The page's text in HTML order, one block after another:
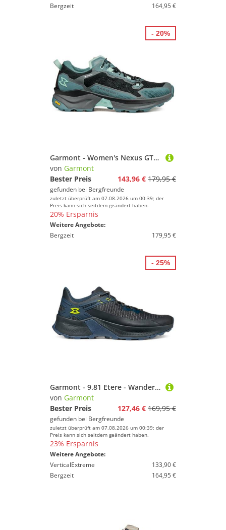
Bergzeit
164,95 €
Garmont - Women's Nexus GTX - Wanderschuhe Gr 39,5 türkis
von Garmont
Bester Preis
143,96 € 179,95 €
gefunden bei Bergfreunde
zuletzt überprüft am 07.08.2026 um 00:39; der
Preis kann sich seitdem geändert haben.
20% Ersparnis
Weitere Angebote:
Bergzeit
179,95 €
- 20%
Garmont - 9.81 Etere - Wanderschuhe Gr 45 blau
von Garmont
Bester Preis
127,46 € 169,95 €
gefunden bei Bergfreunde
zuletzt überprüft am 07.08.2026 um 00:39; der
Preis kann sich seitdem geändert haben.
23% Ersparnis
Weitere Angebote:
VerticalExtreme
133,90 €
Bergzeit
164,95 €
- 25%